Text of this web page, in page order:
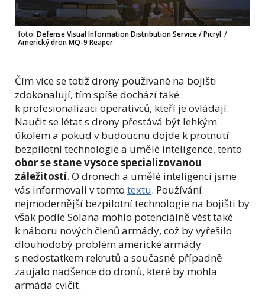
foto: Defense Visual Information Distribution Service / Picryl /
Americký dron MQ-9 Reaper
Čím více se totiž drony používané na bojišti
zdokonalují, tím spíše dochází také
k profesionalizaci operativců, kteří je ovládají.
Naučit se létat s drony přestává být lehkým
úkolem a pokud v budoucnu dojde k protnutí
bezpilotní technologie a umělé inteligence, tento
obor se stane vysoce specializovanou
záležitostí. O dronech a umělé inteligenci jsme
vás informovali v tomto textu. Používání
nejmodernější bezpilotní technologie na bojišti by
však podle Solana mohlo potenciálně vést také
k náboru nových členů armády, což by vyřešilo
dlouhodobý problém americké armády
s nedostatkem rekrutů a současně případně
zaujalo nadšence do dronů, které by mohla
armáda cvičit.